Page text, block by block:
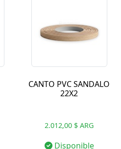
CANTO PVC SANDALO
22X2
2.012,00 $ ARG
Disponible